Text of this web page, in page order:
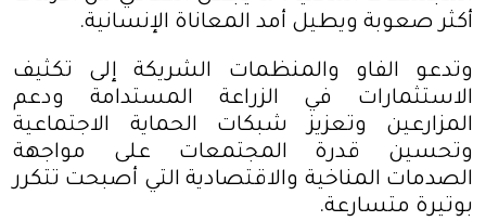
أكثر صعوبة ويطيل أمد المعاناة الإنسانية.
وتدعو الفاو والمنظمات الشريكة إلى تكثيف
الاستثمارات في الزراعة المستدامة ودعم
المزارعين وتعزيز شبكات الحماية الاجتماعية
وتحسين قدرة المجتمعات على مواجهة
الصدمات المناخية والاقتصادية التي أصبحت تتكرر
بوتيرة متسارعة.